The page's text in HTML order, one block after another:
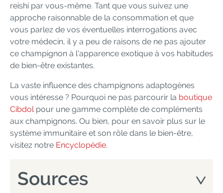
reishi par vous-même. Tant que vous suivez une
approche raisonnable de la consommation et que
vous parlez de vos éventuelles interrogations avec
votre médecin, il y a peu de raisons de ne pas ajouter
ce champignon à l'apparence exotique à vos habitudes
de bien-être existantes.
La vaste influence des champignons adaptogènes
vous intéresse ? Pourquoi ne pas parcourir la boutique
Cibdolpour une gamme complète de compléments
aux champignons. Ou bien, pour en savoir plus sur le
système immunitaire et son rôle dans le bien-être,
visitez notre Encyclopédie.
Sources